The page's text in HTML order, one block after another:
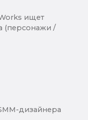
ищет
(персонажи /
дизайнера